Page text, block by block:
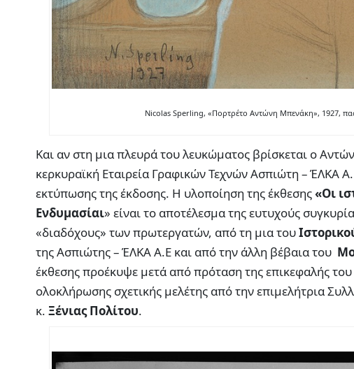
Nicolas Sperling, «Πορτρέτο Αντώνη Μπενάκη», 1927,
Και αν στη μια πλευρά του λευκώματος βρίσκεται ο
κερκυραϊκή Εταιρεία Γραφικών Τεχνών Ασπιώτη – ΈΛΚΑ
εκτύπωσης της έκδοσης. H υλοποίηση της έκθεσης«Οι
Ενδυμασίαι» είναι το αποτέλεσμα της ευτυχούς
«διαδόχους» των πρωτεργατών, από τη μια του
της Ασπιώτης – ΈΛΚΑ Α.Ε και από την άλλη βέβαια του
έκθεσης προέκυψε μετά από πρόταση της επικεφαλής του
ολοκλήρωσης σχετικής μελέτης από την επιμελήτρια
κ. Ξένιας Πολίτου.